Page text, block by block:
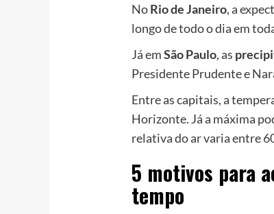
NoRio de Janeiro, a
longo de todo o dia em
Já emSão Paulo, as
Presidente Prudente e
Entre as capitais, a
Horizonte. Já a máxima
relativa do ar varia entre
5 motivos para
tempo